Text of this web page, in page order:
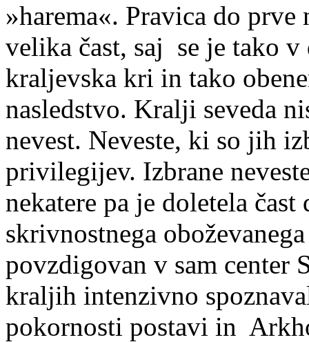
»harema«. Pravica do
velika čast, saj se je tako
kraljevska kri in tako
nasledstvo. Kralji seveda
nevest. Neveste, ki so jih
privilegijev. Izbrane
nekatere pa je doletela čast
skrivnostnega
povzdigovan v sam center
kraljih intenzivno
pokornosti postavi in